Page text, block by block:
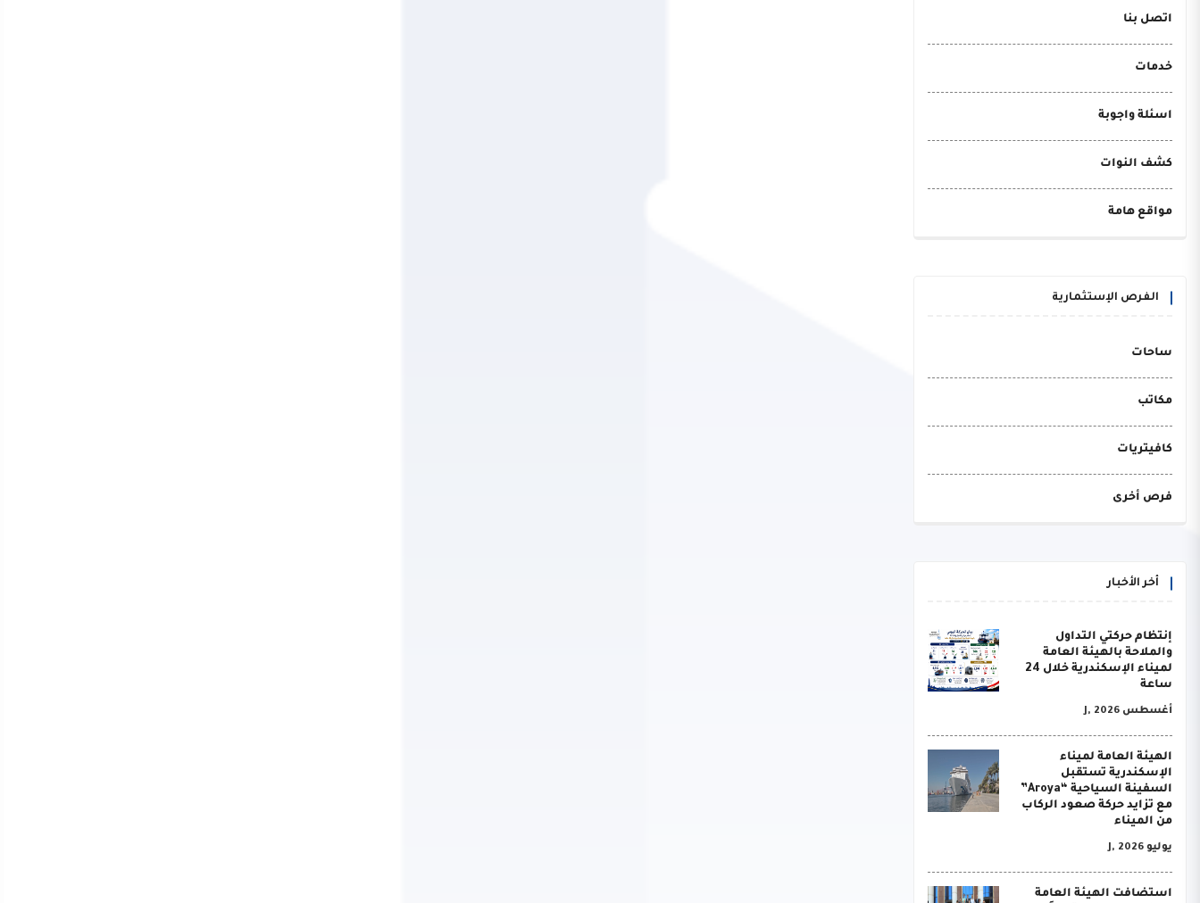
اتصل بنا
خدمات
اسئلة واجوبة
كشف النوات
مواقع هامة
الفرص الإستثمارية
ساحات
مكاتب
كافيتريات
فرص أخرى
أخر الأخبار
إنتظام حركتي التداول
والملاحة بالهيئة العامة
لميناء الإسكندرية خلال 24
ساعة
أغسطس J, 2026
الهيئة العامة لميناء
الإسكندرية تستقبل
السفينة السياحية “Aroya”
مع تزايد حركة صعود الركاب
من الميناء
يوليو J, 2026
استضافت الهيئة العامة